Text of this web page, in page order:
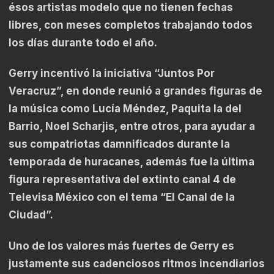
ésos artistas modelo que no tienen fechas
libres, con meses completos trabajando todos
los días durante todo el año.
Gerry incentivó la iniciativa “Juntos Por
Veracruz”, en donde reunió a grandes figuras de
la música como Lucía Méndez, Paquita la del
Barrio, Noel Scharjis, entre otros, para ayudar a
sus compatriotas damnificados durante la
temporada de huracanes, además fue la última
figura representativa del extinto canal 4 de
Televisa México con el tema “El Canal de la
Ciudad”.
Uno de los valores más fuertes de Gerry es
justamente sus cadenciosos ritmos incendiarios